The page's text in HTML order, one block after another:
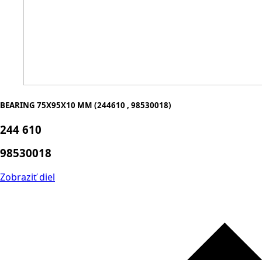
BEARING 75X95X10 MM (244610 , 98530018)
244 610
98530018
Zobraziť diel